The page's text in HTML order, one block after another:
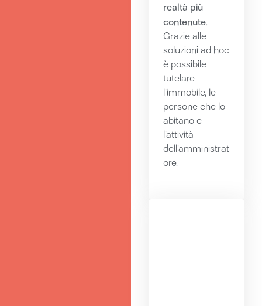
realtà più
contenute.
Grazie alle
soluzioni ad hoc
è possibile
tutelare
l'immobile, le
persone che lo
abitano e
l'attività
dell'amministrat
ore.